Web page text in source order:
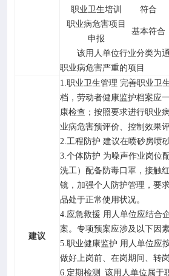
职业卫生培训
符合
职业病危害项目
申报
基本符合
该用人单位行业分类为
职业病危害严重的项目
建议
1. 职业卫生管理 完善职业卫
档，劳动者健康监护档案应
康检查；按照要求进行职业
业病危害预评价、控制效果
2. 工程防护 建议在喷砂房喷
3. 个体防护 为噪声作业岗位
洗工）配备防毒口罩，接触
镜，加强个人防护管理，要
品处于正常使用状况。
4. 应急救援 用人单位应结合
案。专项预案应涉及以下因
5. 职业健康监护 用人单位应
做好上岗前、在岗期间、转
6. 定期检测 该用人单位属于